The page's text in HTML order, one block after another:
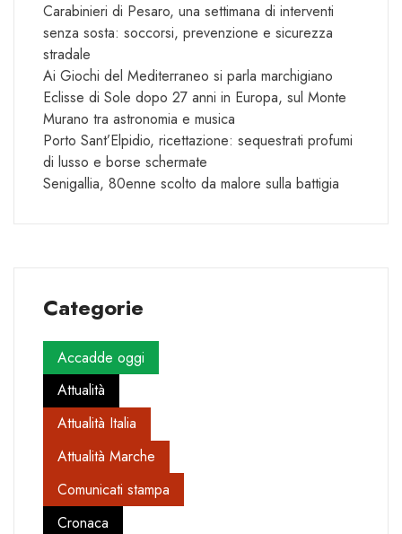
Carabinieri di Pesaro, una settimana di interventi
senza sosta: soccorsi, prevenzione e sicurezza
stradale
Ai Giochi del Mediterraneo si parla marchigiano
Eclisse di Sole dopo 27 anni in Europa, sul Monte
Murano tra astronomia e musica
Porto Sant’Elpidio, ricettazione: sequestrati profumi
di lusso e borse schermate
Senigallia, 80enne scolto da malore sulla battigia
Categorie
Accadde oggi
Attualità
Attualità Italia
Attualità Marche
Comunicati stampa
Cronaca